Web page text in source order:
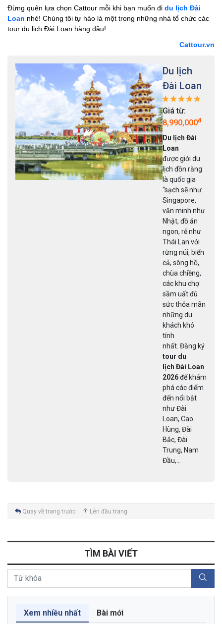
Đừng quên lựa chọn Cattour mỗi khi bạn muốn đi du lịch Đài
Loan nhé! Chúng tôi tự hào là một trong những nhà tổ chức các
tour du lịch Đài Loan hàng đầu!
Cattour.vn
Du lịch
Đài Loan
Giá từ:
8,990,000đ
Du lịch Đài
Loan
được giới du
lịch đồn rằng
là quốc gia
“sạch sẽ như
Singapore,
văn minh như
Nhật, đồ ăn
ngon, rẻ như
Thái Lan với
rừng núi, biển
cả, sông hồ,
chùa chiềng,
các khu chợ
sầm uất đủ
sức thỏa mãn
những du
khách khó
tính
nhất. Đăng ký
tour du
lịch Đài Loan
2026để khám
phá các điểm
đến nổi bật
như Đài
Loan, Cao
Hùng, Đài
Bắc, Đài
Trung, Nam
Đầu,...
Quay về trang trước Lên đầu trang
TÌM BÀI VIẾT
Xem nhiều nhất Bài mới